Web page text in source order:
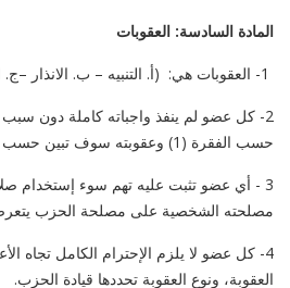
المادة السادسة: العقوبات
2- كل عضو لم ينفذ واجباته كاملة دون
حسب الفقرة (1) وعقوبته سوف تبين حسب تقصيره في العمل الحزبي.
3 - أي عضو تثبت عليه تهم سوء إستخدام
مصلحته الشخصية على مصلحة الحزب يتعرض
4- كل عضو لا يلزم الإحترام الكامل تجاه
العقوبة، ونوع العقوبة تحددها قيادة الحزب.